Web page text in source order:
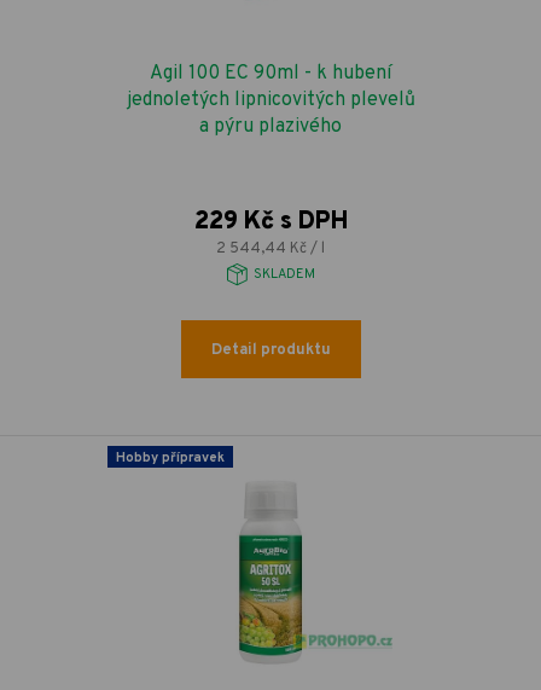
Agil 100 EC 90ml - k hubení
jednoletých lipnicovitých plevelů
a pýru plazivého
229 Kč s DPH
2 544,44 Kč / l
SKLADEM
Detail produktu
Hobby přípravek